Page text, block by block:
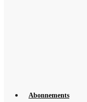
Abon­ne­ments